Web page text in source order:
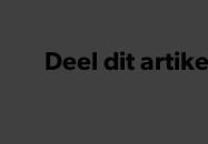
Deel dit